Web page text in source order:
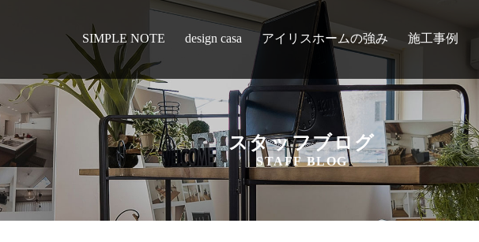
SIMPLE NOTE design casa アイリスホームの強み 施工事例
スタッフブログ
STAFF BLOG